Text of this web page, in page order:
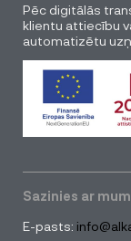
Pēc digitālās
klientu attiecību
automatizētu
Sazinies ar
E-pasts: